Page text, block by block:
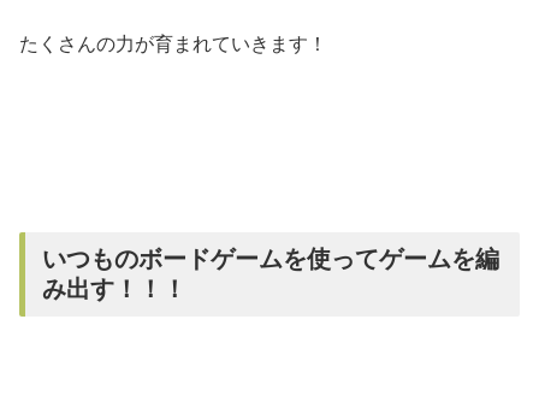
たくさんの力が育まれていきます！
いつものボードゲームを使ってゲームを編
み出す！！！